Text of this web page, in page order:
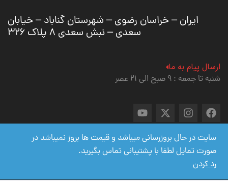
ایران – خراسان رضوی – شهرستان گناباد – خیابان
سعدی – نبش سعدی ۸ پلاک ۳۲۶
ارسال پیام به ما
شنبه تا جمعه : ۹ صبح الی ۲۱ عصر
کلیه حقوق برایوبسایت گلچین اسپیکرمحفوظ است .
سایت در حال بروزرسانی میباشد و قیمت ها بروز نمیباشد در
صورت تمایل لطفا با پشتیبانی تماس بگیرید.
رد کردن